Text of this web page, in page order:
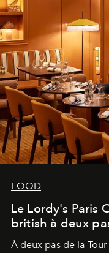
FOOD
Le Lordy's Paris
british à deux
À deux pas de la